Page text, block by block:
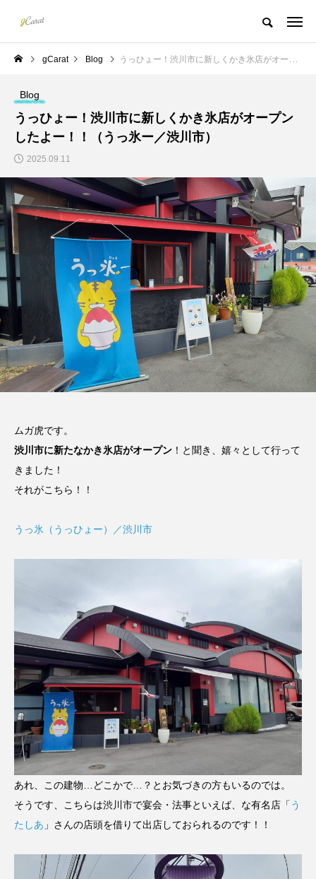
gCarat Blog うっひょー！渋川市に新しくかき氷店がオープンしたよー！！（うっ氷ー／渋川市）
Blog
うっひょー！渋川市に新しくかき氷店がオープン
したよー！！（うっ氷ー／渋川市）
2025.09.11
ムガ虎です。
渋川市に新たなかき氷店がオープン ！と聞き、嬉々として行って
きました！
それがこちら！！
うっ氷（うっひょー）／渋川市
あれ、この建物…どこかで…？とお気づきの方もいるのでは。
そうです、こちらは渋川市で宴会・法事といえば、な有名店「 う
たしあ 」さんの店頭を借りて出店しておられるのです！！